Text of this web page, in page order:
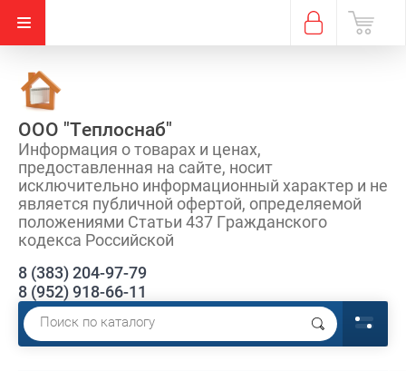
ООО "Теплоснаб"
Информация о товарах и ценах,
предоставленная на сайте, носит
исключительно информационный характер и не
является публичной офертой, определяемой
положениями Статьи 437 Гражданского
кодекса Российской
8 (383) 204-97-79
8 (952) 918-66-11